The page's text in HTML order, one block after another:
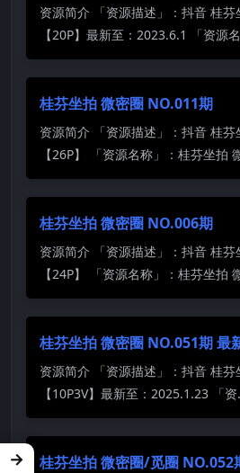
资源简介 「资源描述」：抖音 桂
【20P】最新至：2023.6.1 「资源
桂芬坐拍 微密圈 NO.011期
资源简介 「资源描述」：抖音 桂
【26P】 「资源名称」：桂芬坐拍
桂芬坐拍 微密圈 NO.006期
资源简介 「资源描述」：抖音 桂
【24P】 「资源名称」：桂芬坐拍
桂芬坐拍 微密圈 NO.051期 最
资源简介 「资源描述」：抖音 桂
【10P3V】最新至：2025.1.23 「资
桂芬坐拍 微密圈/觅圈 NO.052
→